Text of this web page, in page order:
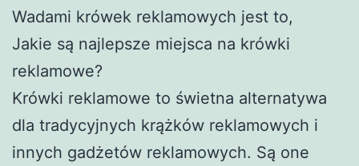
Wadami krówek reklamowych jest to,
Jakie są najlepsze miejsca na krówki
reklamowe?
Krówki reklamowe to świetna alternatywa
dla tradycyjnych krążków reklamowych i
innych gadżetów reklamowych. Są one